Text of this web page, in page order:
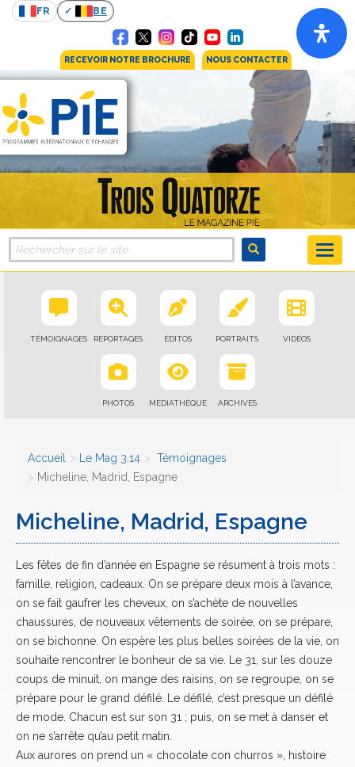
FR BE
RECEVOIR NOTRE BROCHURE NOUS CONTACTER
TÉMOIGNAGES REPORTAGES ÉDITOS PORTRAITS VIDÉOS
PHOTOS MÉDIATHÈQUE ARCHIVES
Accueil Le Mag 3.14
Témoignages
Micheline, Madrid, Espagne
Micheline, Madrid, Espagne
Les fêtes de fin d’année en Espagne se résument à trois mots :
famille, religion, cadeaux. On se prépare deux mois à l’avance,
on se fait gaufrer les cheveux, on s’achète de nouvelles
chaussures, de nouveaux vêtements de soirée, on se prépare,
on se bichonne. On espère les plus belles soirées de la vie, on
souhaite rencontrer le bonheur de sa vie. Le 31, sur les douze
coups de minuit, on mange des raisins, on se regroupe, on se
prépare pour le grand défilé. Le défilé, c’est presque un défilé
de mode. Chacun est sur son 31 ; puis, on se met à danser et
on ne s’arrête qu’au petit matin.
Aux aurores on prend un « chocolate con churros », histoire